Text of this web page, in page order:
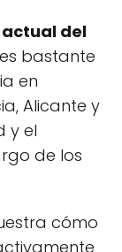
del
es bastante
en
Alicante y
y el
de los
cómo